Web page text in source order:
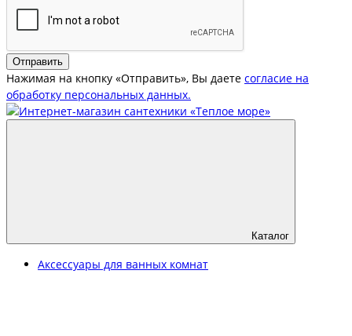
Отправить
Нажимая на кнопку «Отправить», Вы даете согласие на
обработку персональных данных.
Каталог
Аксессуары для ванных комнат